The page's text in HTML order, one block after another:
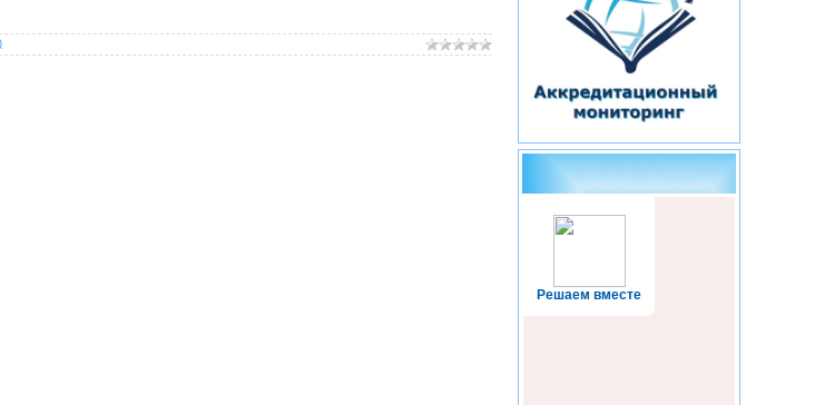
Решаем вместе